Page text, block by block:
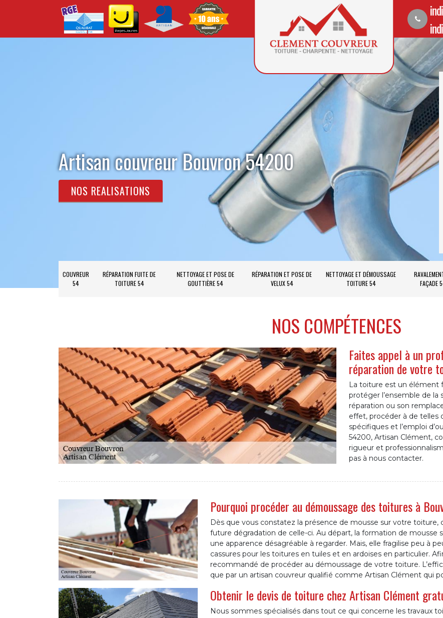
Artisan couvreur Bouvron 54200
NOS REALISATIONS
COUVREUR
54
RÉPARATION FUITE DE
TOITURE 54
NETTOYAGE ET POSE DE
GOUTTIÈRE 54
RÉPARATION ET POSE DE
VELUX 54
NETTOYAGE ET DÉMOUSSAGE
TOITURE 54
FAÇADE
NOS COMPÉTENCES
Faites appel à un
réparation de votre
La toiture est un élément
protéger l’ensemble de
réparation ou son
effet, procéder à de telles
spécifiques et l’emploi
54200, Artisan Clément,
rigueur et
pas à nous contacter.
Pourquoi procéder au démoussage des toitures à
Dès que vous constatez la présence de mousse sur votre
future dégradation de celle-ci. Au départ, la formation de
une apparence désagréable à regarder. Mais, elle fragilise peu à
cassures pour les toitures en tuiles et en ardoises en particulier.
recommandé de procéder au démoussage de votre toiture.
que par un artisan couvreur qualifié comme Artisan Clément qui
Obtenir le devis de toiture chez Artisan Clément
Nous sommes spécialisés dans tout ce qui concerne les travaux